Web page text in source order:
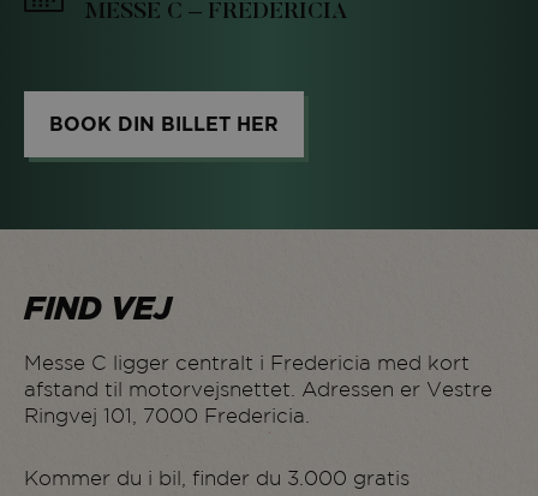
MESSE C – FREDERICIA
BOOK DIN BILLET HER
FIND VEJ
Messe C ligger centralt i Fredericia med kort
afstand til motorvejsnettet. Adressen er Vestre
Ringvej 101, 7000 Fredericia.
Kommer du i bil, finder du 3.000 gratis